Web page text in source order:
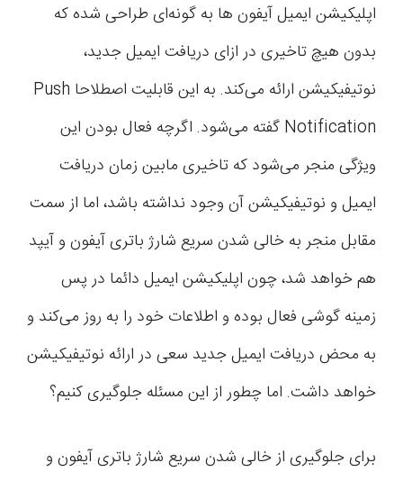
اپلیکیشن ایمیل آیفون ها به گونه‌ای طراحی شده که
بدون هیچ تاخیری در ازای دریافت ایمیل جدید،
نوتیفیکیشن ارائه می‌کند. به این قابلیت اصطلاحا Push
Notification گفته می‌شود. اگرچه فعال بودن این
ویژگی منجر می‌شود که تاخیری مابین زمان دریافت
ایمیل و نوتیفیکیشن آن وجود نداشته باشد، اما از سمت
مقابل منجر به خالی شدن سریع شارژ باتری آیفون و آیپد
هم خواهد شد، چون اپلیکیشن ایمیل دائما در پس
زمینه گوشی فعال بوده و اطلاعات خود را به روز می‌کند و
به محض دریافت ایمیل جدید سعی در ارائه نوتیفیکیشن
خواهد داشت. اما چطور از این مسئله جلوگیری کنیم؟
برای جلوگیری از خالی شدن سریع شارژ باتری آیفون و